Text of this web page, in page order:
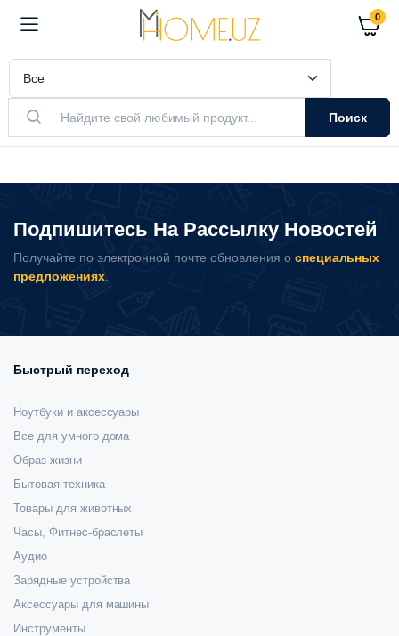
0
Поиск
Подпишитесь На Рассылку Новостей
Получайте по электронной почте обновления о специальных
предложениях.
Быстрый переход
Ноутбуки и аксессуары
Все для умного дома
Образ жизни
Бытовая техника
Товары для животных
Часы, Фитнес-браслеты
Аудио
Зарядные устройства
Аксессуары для машины
Инструменты